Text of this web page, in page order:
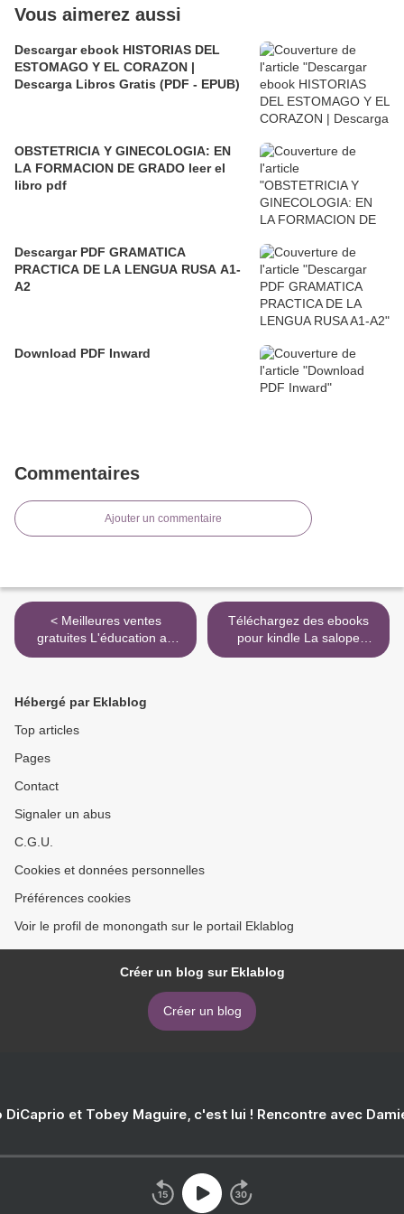
Vous aimerez aussi
Descargar ebook HISTORIAS DEL
ESTOMAGO Y EL CORAZON |
Descarga Libros Gratis (PDF - EPUB)
OBSTETRICIA Y GINECOLOGIA: EN
LA FORMACION DE GRADO leer el
libro pdf
Descargar PDF GRAMATICA
PRACTICA DE LA LENGUA RUSA A1-
A2
Download PDF Inward
Commentaires
Ajouter un commentaire
< Meilleures ventes
gratuites L'éducation au
management en Afrique
Téléchargez des ebooks
pour kindle La salope
éthique - Guide pratique
Hébergé par Eklablog
Top articles
Pages
Contact
Signaler un abus
C.G.U.
Cookies et données personnelles
Préférences cookies
Voir le profil de monongath sur le portail Eklablog
Créer un blog sur Eklablog
Créer un blog
DiCaprio et Tobey Maguire, c'est lui ! Rencontre avec